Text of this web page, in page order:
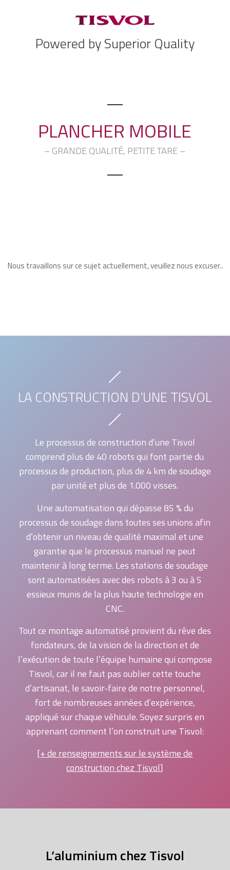
Powered by Superior Quality
PLANCHER MOBILE
– GRANDE QUALITÉ, PETITE TARE –
Nous travaillons sur ce sujet actuellement, veuillez nous excuser..
LA CONSTRUCTION D’UNE TISVOL
Le processus de construction d’une Tisvol
comprend plus de 40 robots qui font partie du
processus de production, plus de 4 km de soudage
par unité et plus de 1.000 visses.
Une automatisation qui dépasse 85 % du
processus de soudage dans toutes ses unions afin
d’obtenir un niveau de qualité maximal et une
garantie que le processus manuel ne peut
maintenir à long terme. Les stations de soudage
sont automatisées avec des robots à 3 ou à 5
essieux munis de la plus haute technologie en
CNC.
Tout ce montage automatisé provient du rêve des
fondateurs, de la vision de la direction et de
l’exécution de toute l’équipe humaine qui compose
Tisvol, car il ne faut pas oublier cette touche
d’artisanat, le savoir-faire de notre personnel,
fort de nombreuses années d’expérience,
appliqué sur chaque véhicule. Soyez surpris en
apprenant comment l’on construit une Tisvol:
[+ de renseignements sur le système de
construction chez Tisvol]
L’aluminium chez Tisvol